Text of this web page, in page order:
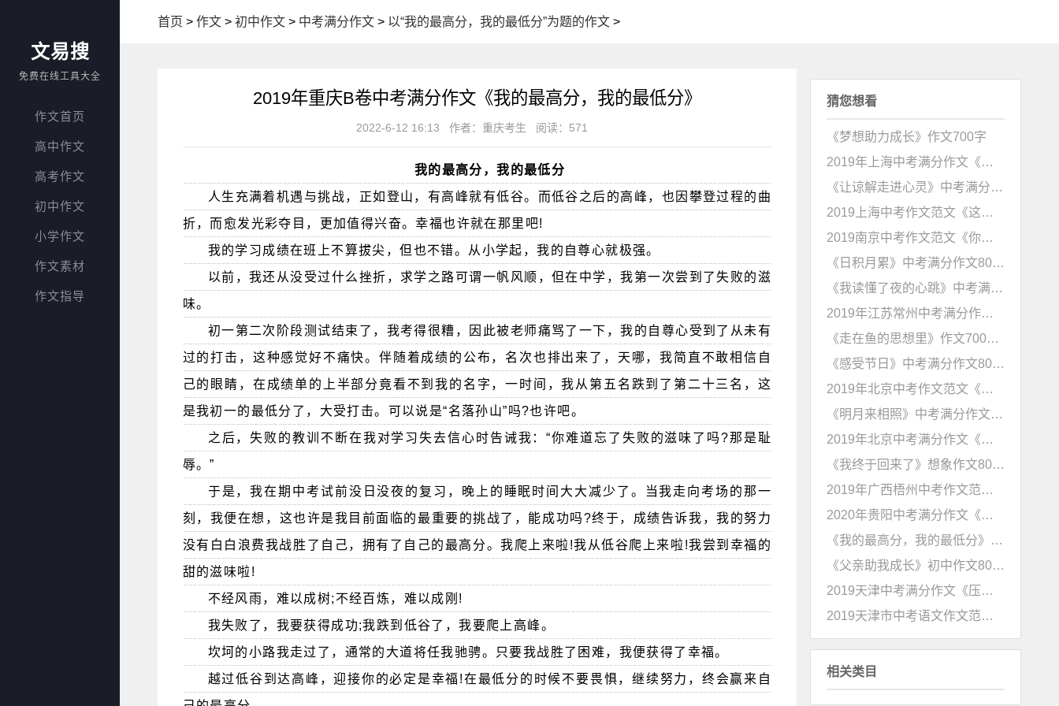
文易搜
免费在线工具大全
作文首页
高中作文
高考作文
初中作文
小学作文
作文素材
作文指导
首页 > 作文> 初中作文> 中考满分作文> 以“我的最高分，我的最低分”为题的作文>
2019年重庆B卷中考满分作文《我的最高分，我的最低分》
2022-6-12 16:13 作者：重庆考生 阅读：571
我的最高分，我的最低分
人生充满着机遇与挑战，正如登山，有高峰就有低谷。而低谷之后的高峰，也因攀登过程的曲
折，而愈发光彩夺目，更加值得兴奋。幸福也许就在那里吧!
我的学习成绩在班上不算拔尖，但也不错。从小学起，我的自尊心就极强。
以前，我还从没受过什么挫折，求学之路可谓一帆风顺，但在中学，我第一次尝到了失败的滋
味。
初一第二次阶段测试结束了，我考得很糟，因此被老师痛骂了一下，我的自尊心受到了从未有
过的打击，这种感觉好不痛快。伴随着成绩的公布，名次也排出来了，天哪，我简直不敢相信自
己的眼睛，在成绩单的上半部分竟看不到我的名字，一时间，我从第五名跌到了第二十三名，这
是我初一的最低分了，大受打击。可以说是“名落孙山”吗?也许吧。
之后，失败的教训不断在我对学习失去信心时告诫我：“你难道忘了失败的滋味了吗?那是耻
辱。”
于是，我在期中考试前没日没夜的复习，晚上的睡眠时间大大减少了。当我走向考场的那一
刻，我便在想，这也许是我目前面临的最重要的挑战了，能成功吗?终于，成绩告诉我，我的努力
没有白白浪费我战胜了自己，拥有了自己的最高分。我爬上来啦!我从低谷爬上来啦!我尝到幸福的
甜的滋味啦!
不经风雨，难以成树;不经百炼，难以成刚!
我失败了，我要获得成功;我跌到低谷了，我要爬上高峰。
坎坷的小路我走过了，通常的大道将任我驰骋。只要我战胜了困难，我便获得了幸福。
越过低谷到达高峰，迎接你的必定是幸福!在最低分的时候不要畏惧，继续努力，终会赢来自
猜您想看
《梦想助力成长》作文700字
2019年上海中考满分作文《这事，真带劲》
《让谅解走进心灵》中考满分作文600字
2019上海中考作文范文《这事，真带劲》
2019南京中考作文范文《你的和我的》
《日积月累》中考满分作文800字
《我读懂了夜的心跳》中考满分作文800字
2019年江苏常州中考满分作文《走在鱼的思想里》
《走在鱼的思想里》作文700字（常州中考）
《感受节日》中考满分作文800字
2019年北京中考作文范文《我终于回来了》
《明月来相照》中考满分作文600字
2019年北京中考满分作文《我终于回来了》
《我终于回来了》想象作文800字（北京中考）
2019年广西梧州中考作文范文《我心光明》
2020年贵阳中考满分作文《找到一个好办法》
《我的最高分，我的最低分》初中作文800字
《父亲助我成长》初中作文800字
2019天津中考满分作文《压力助力成长》
2019天津市中考语文作文范文《梦想助力成长》
相关类目